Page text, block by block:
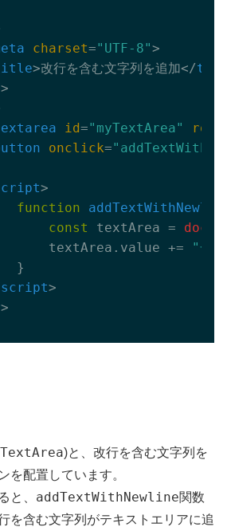
charset="UTF-8">
>改行を含む文字列を追加</
>
id="myTextArea" rows
onclick=
>
function
const
textArea =
textArea.value +=
"一
}
script>
>
)と、改行を含む文字列を
を配置しています。
と、 addTextWithNewline関数
を含む文字列がテキストエリアに追